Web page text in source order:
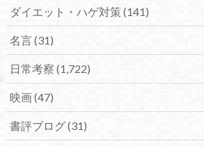
ダイエット・ハゲ対策(141)
名言(31)
日常考察 (1,722)
映画(47)
書評ブログ(31)